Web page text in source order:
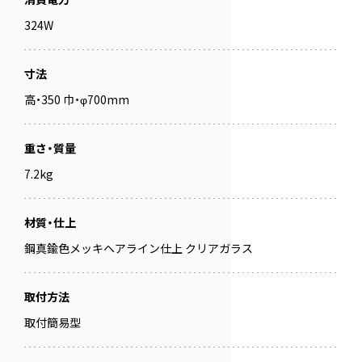
324W
寸法
高・350 巾・φ700mm
重さ・質量
7.2kg
材質・仕上
鋼真鍮色メッキヘアライン仕上 クリアガラス
取付方法
取付簡易型